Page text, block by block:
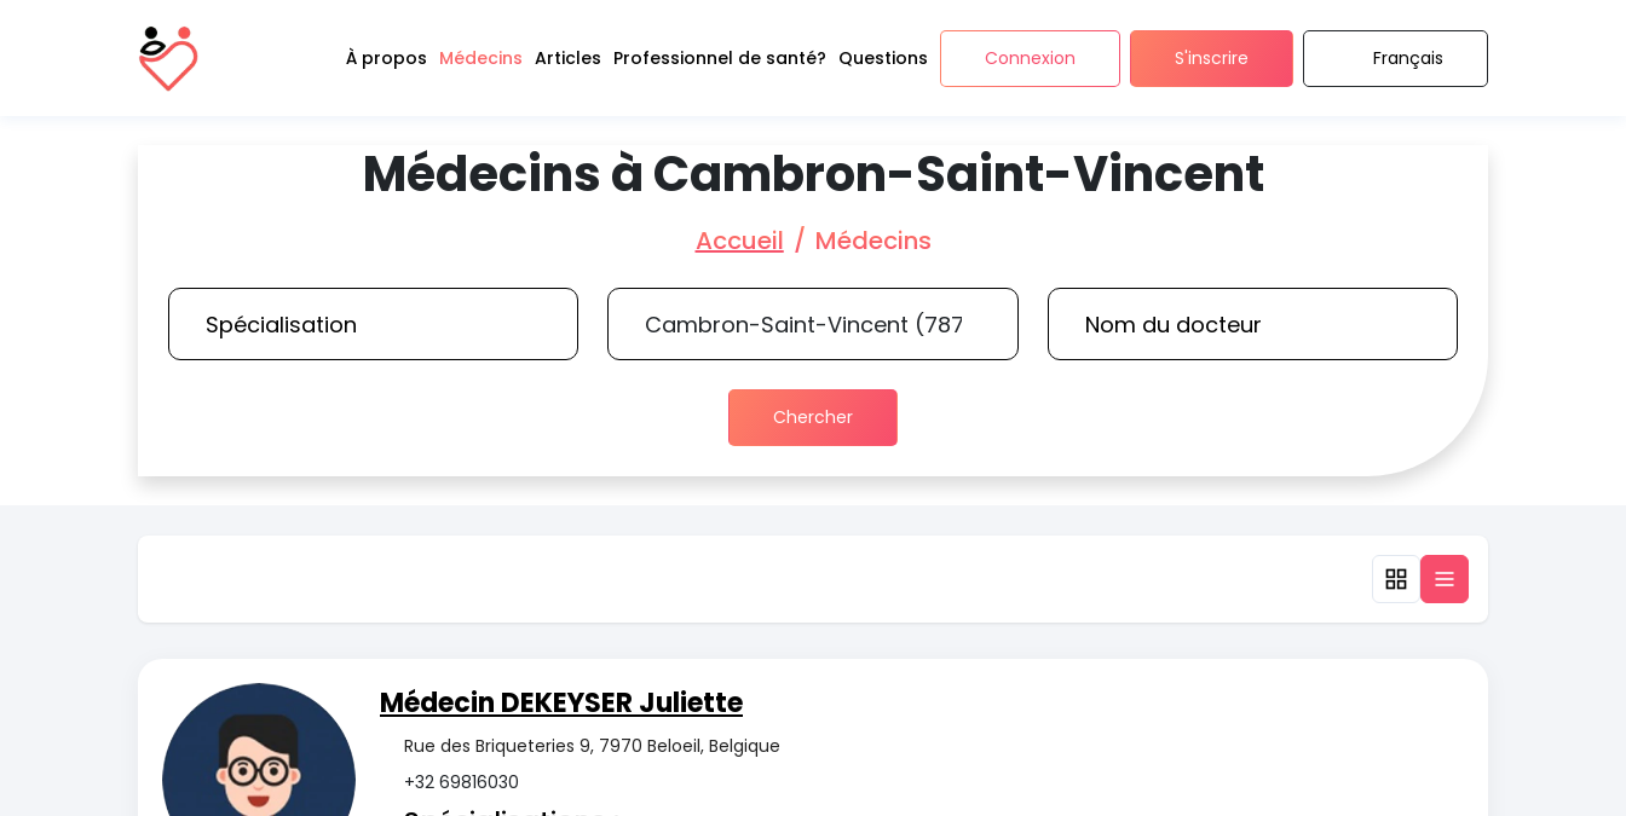
À propos Médecins Articles Professionnel de santé? Questions Connexion S'inscrire Français
Médecins à Cambron-Saint-Vincent
Accueil Médecins
Chercher
Médecin DEKEYSER Juliette
Rue des Briqueteries 9, 7970 Beloeil, Belgique
+32 69816030